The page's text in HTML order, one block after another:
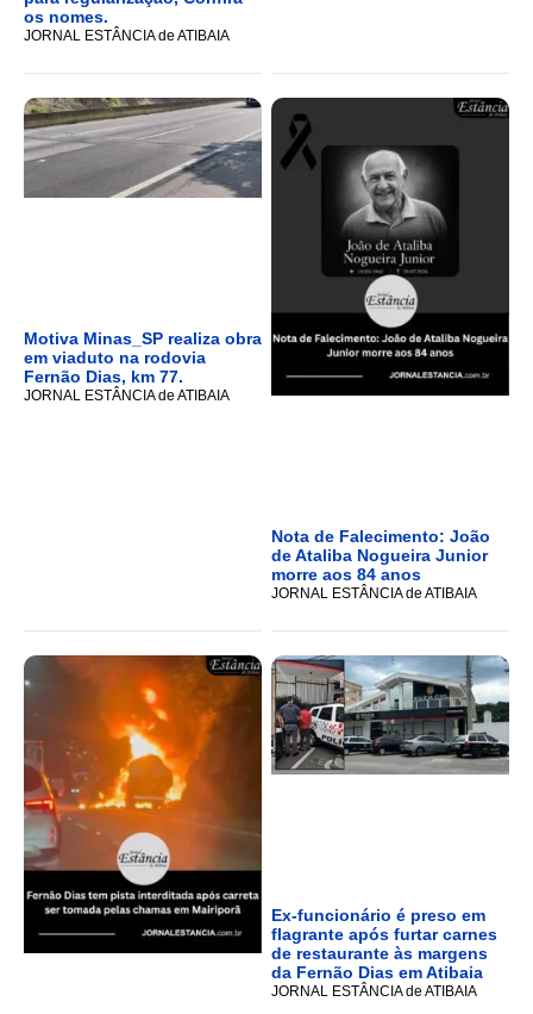
os nomes.
JORNAL ESTÂNCIA de ATIBAIA
Motiva Minas_SP realiza obra
em viaduto na rodovia
Fernão Dias, km 77.
JORNAL ESTÂNCIA de ATIBAIA
Nota de Falecimento: João
de Ataliba Nogueira Junior
morre aos 84 anos
JORNAL ESTÂNCIA de ATIBAIA
Ex-funcionário é preso em
flagrante após furtar carnes
de restaurante às margens
da Fernão Dias em Atibaia
JORNAL ESTÂNCIA de ATIBAIA